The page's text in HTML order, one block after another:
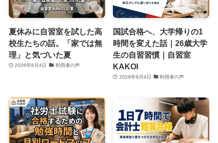
夏休みに自習室を試した高
校生たちの話。「家では無
理」と気づいた夏
2026年8月4日 利用者の声
国試合格へ、大学帰りの1
時間を変えた話｜26歳大学
生の自習習慣｜自習室
KAKOI
2026年8月4日 利用者の声